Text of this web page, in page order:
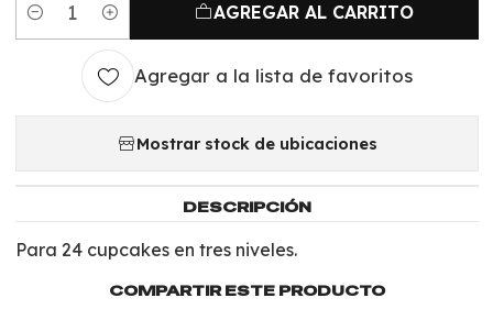
Cantidad
AGREGAR AL CARRITO
Agregar a la lista de favoritos
Mostrar stock de ubicaciones
DESCRIPCIÓN
Para 24 cupcakes en tres niveles.
COMPARTIR ESTE PRODUCTO